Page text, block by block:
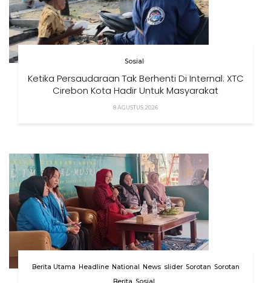
Sosial
Ketika Persaudaraan Tak Berhenti Di Internal: XTC
Cirebon Kota Hadir Untuk Masyarakat
8 AGUSTUS 2026
Berita Utama Headline National News slider Sorotan Sorotan
Berita Sosial